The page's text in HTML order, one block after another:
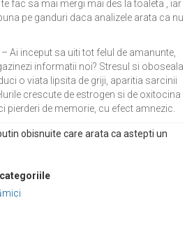
fac sa mai mergi mai des la toaleta , iar
pe ganduri daca analizele arata ca nu
Ai inceput sa uiti tot felul de amanunte,
informatii noi? Stresul si oboseala
o viata lipsita de griji, aparitia sarcinii
crescute de estrogen si de oxitocina
pierderi de memorie, cu efect amnezic.
obisnuite care arata ca astepti un